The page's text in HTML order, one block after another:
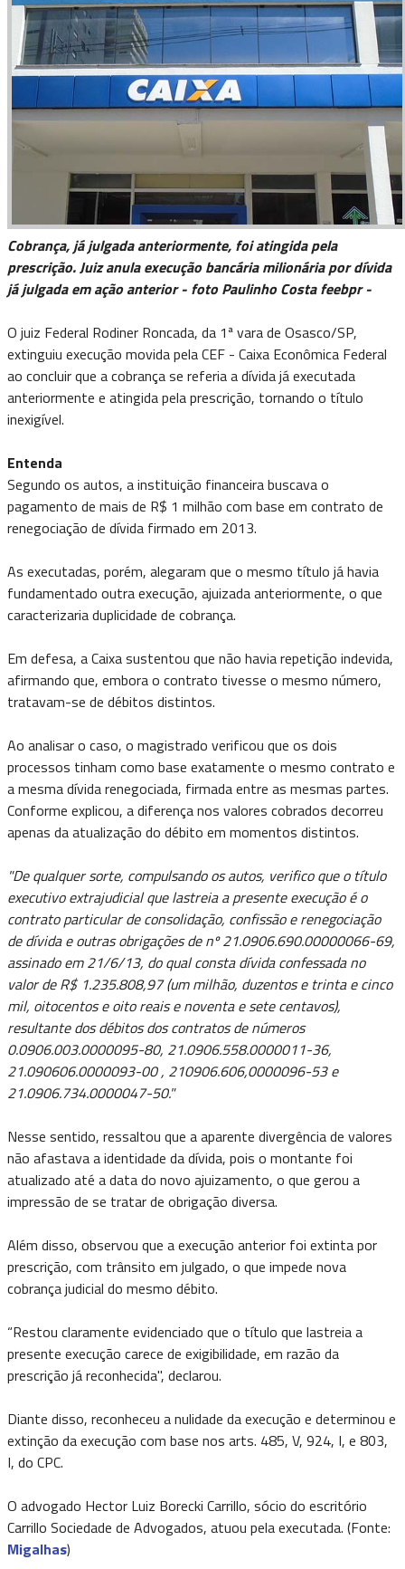
Cobrança, já julgada anteriormente, foi atingida pela
prescrição. Juiz anula execução bancária milionária por dívida
já julgada em ação anterior - foto Paulinho Costa feebpr -
O juiz Federal Rodiner Roncada, da 1ª vara de Osasco/SP,
extinguiu execução movida pela CEF - Caixa Econômica Federal
ao concluir que a cobrança se referia a dívida já executada
anteriormente e atingida pela prescrição, tornando o título
inexigível.
Entenda
Segundo os autos, a instituição financeira buscava o
pagamento de mais de R$ 1 milhão com base em contrato de
renegociação de dívida firmado em 2013.
As executadas, porém, alegaram que o mesmo título já havia
fundamentado outra execução, ajuizada anteriormente, o que
caracterizaria duplicidade de cobrança.
Em defesa, a Caixa sustentou que não havia repetição indevida,
afirmando que, embora o contrato tivesse o mesmo número,
tratavam-se de débitos distintos.
Ao analisar o caso, o magistrado verificou que os dois
processos tinham como base exatamente o mesmo contrato e
a mesma dívida renegociada, firmada entre as mesmas partes.
Conforme explicou, a diferença nos valores cobrados decorreu
apenas da atualização do débito em momentos distintos.
"De qualquer sorte, compulsando os autos, verifico que o título
executivo extrajudicial que lastreia a presente execução é o
contrato particular de consolidação, confissão e renegociação
de dívida e outras obrigações de nº 21.0906.690.00000066-69,
assinado em 21/6/13, do qual consta dívida confessada no
valor de R$ 1.235.808,97 (um milhão, duzentos e trinta e cinco
mil, oitocentos e oito reais e noventa e sete centavos),
resultante dos débitos dos contratos de números
0.0906.003.0000095-80, 21.0906.558.0000011-36,
21.090606.0000093-00 , 210906.606,0000096-53 e
21.0906.734.0000047-50."
Nesse sentido, ressaltou que a aparente divergência de valores
não afastava a identidade da dívida, pois o montante foi
atualizado até a data do novo ajuizamento, o que gerou a
impressão de se tratar de obrigação diversa.
Além disso, observou que a execução anterior foi extinta por
prescrição, com trânsito em julgado, o que impede nova
cobrança judicial do mesmo débito.
“Restou claramente evidenciado que o título que lastreia a
presente execução carece de exigibilidade, em razão da
prescrição já reconhecida", declarou.
Diante disso, reconheceu a nulidade da execução e determinou e
extinção da execução com base nos arts. 485, V, 924, I, e 803,
I, do CPC.
O advogado Hector Luiz Borecki Carrillo, sócio do escritório
Carrillo Sociedade de Advogados, atuou pela executada. (Fonte:
Migalhas)